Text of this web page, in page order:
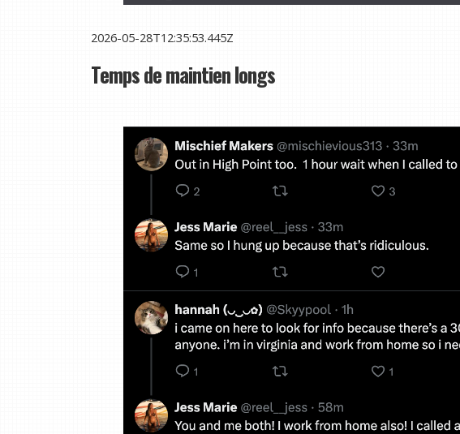
2026-05-28T12:35:53.445Z
Temps de maintien longs